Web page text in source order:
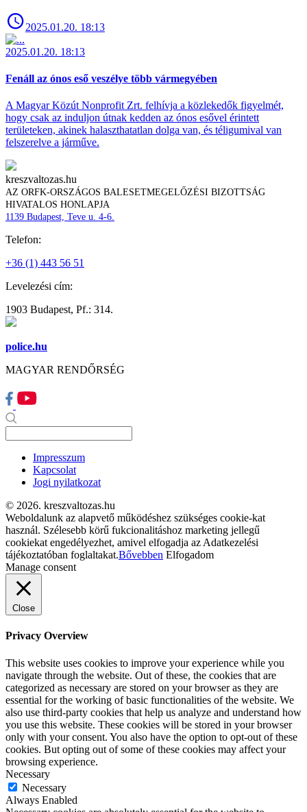
2025.01.20. 18:13
2025.01.20. 18:13
Fenáll az ónos eső veszélye több vármegyében
A Magyar Közút Nonprofit Zrt. felhívja a közlekedők figyelmét,
hogy csak az induljon útnak kedden az ónos esővel érintett
területeken, akinek halaszthatatlan dolga van, és téligumival van
felszerelve a járműve.
kreszvaltozas.hu
AZ ORFK-ORSZÁGOS BALESETMEGELŐZÉSI BIZOTTSÁG
HIVATALOS HONLAPJA
1139 Budapest, Teve u. 4-6.
Telefon:
+36 (1) 443 56 51
Levelezési cím:
1903 Budapest, Pf.: 314.
police.hu
MAGYAR RENDŐRSÉG
Impresszum
Kapcsolat
Jogi nyilatkozat
© 2026. kreszvaltozas.hu
Weboldalunk az alapvető működéshez szükséges cookie-kat
használ. Szélesebb körű fukcionalitáshoz marketing jellegű
cookiekat engedélyezhet, amivel elfogadja az Adatkezelési
tájékoztatóban foglaltakat.Bővebben Elfogadom
Manage consent
Close
Privacy Overview
This website uses cookies to improve your experience while you
navigate through the website. Out of these, the cookies that are
categorized as necessary are stored on your browser as they are
essential for the working of basic functionalities of the website. We
also use third-party cookies that help us analyze and understand how
you use this website. These cookies will be stored in your browser
only with your consent. You also have the option to opt-out of these
cookies. But opting out of some of these cookies may affect your
browsing experience.
Necessary
Necessary
Always Enabled